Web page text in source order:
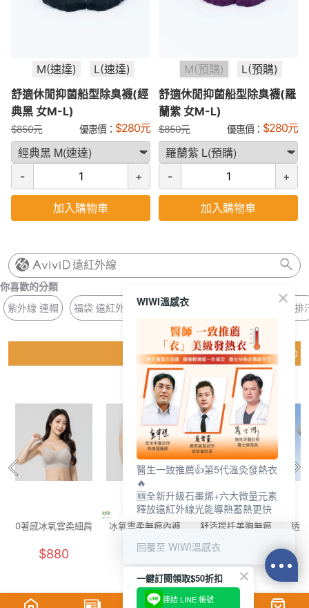
M(速達)
L(速達)
舒適休閒抑菌船型除臭襪(經
典黑 女M-L)
$850元 優惠價： $280元
- +
加入購物車
M(預購)
L(預購)
舒適休閒抑菌船型除臭襪(羅
蘭紫 女M-L)
$850元 優惠價： $280元
- +
加入購物車
遠紅外線
你喜歡的分類
紫外線 連帽
福袋 遠紅外線 長版 無鋼圈 涼感 排
猜你喜歡
0著感冰氧雲柔細肩
$880
冰氧雲柔無痕內褲
(燕麥奶 F)
$250
舒活提托美胸無痕
內衣(清新綠 女M-
透
WIWI溫感衣
醫生一致推薦👍第5代溫灸發熱衣
🔥
🆕全新升級石墨烯+六大微量元素
釋放遠紅外線光能導熱蓄熱更快
回覆至 WIWI溫感衣
一鍵訂閱領取$50折扣
連結 LINE 帳號